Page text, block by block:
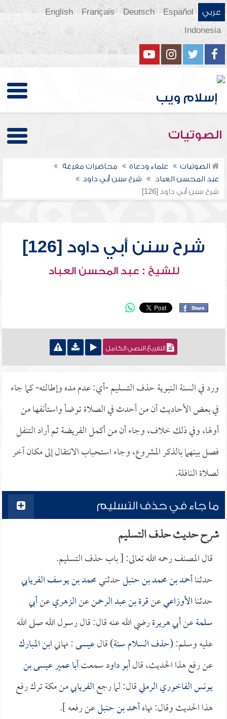
عربي Español
Deutsch
Français
English
Indonesia
الصوتيات
الصوتيات علماء ودعاة
محاضرات مفرغة
عبد المحسن العباد
شرح سنن أبي داود
شرح سنن أبي داود [126]
شرح سنن أبي داود [126]
للشيخ : عبد المحسن العباد
التفريغ النصي الكامل
ورد في السنة النبوية حذف التسليم -أي: عدم مده وإطالته- كما جاء
في بعض الأحاديث أن من أحدث في الصلاة توضأ واستأنفها من
أولها، وفي ذلك خلاف، وجاء أن من أكمل الفريضة ثم أراد التنفل
فصل بينهما بالذكر المشروع، وجاء استحباب الانتقال إلى مكان آخر
لصلاة النافلة.
ما جاء في حذف التسليم
شرح حديث حذف التسليم
قال المصنف رحمه الله تعالى: [ باب حذف التسليم.
حدثناأحمد بن محمد بن حنبلحدثنيمحمد بن يوسف الفريابي
حدثناالأوزاعيعنقرة بن عبد الرحمنعنالزهريعنأبي
سلمةعنأبي هريرةرضي الله عنه قال: قال رسول الله صلى الله
عليه وسلم: (حذف السلام سنة) قالعيسى: نهانيابن المبارك
عن رفع هذا الحديث، قالأبو داودسمعتأبا عمير عيسى بن
يونس الفاخوري الرمليقال: لما رجعالفريابيمن مكة ترك رفع
هذا الحديث وقال: نهاهأحمد بن حنبلعن رفعه ].